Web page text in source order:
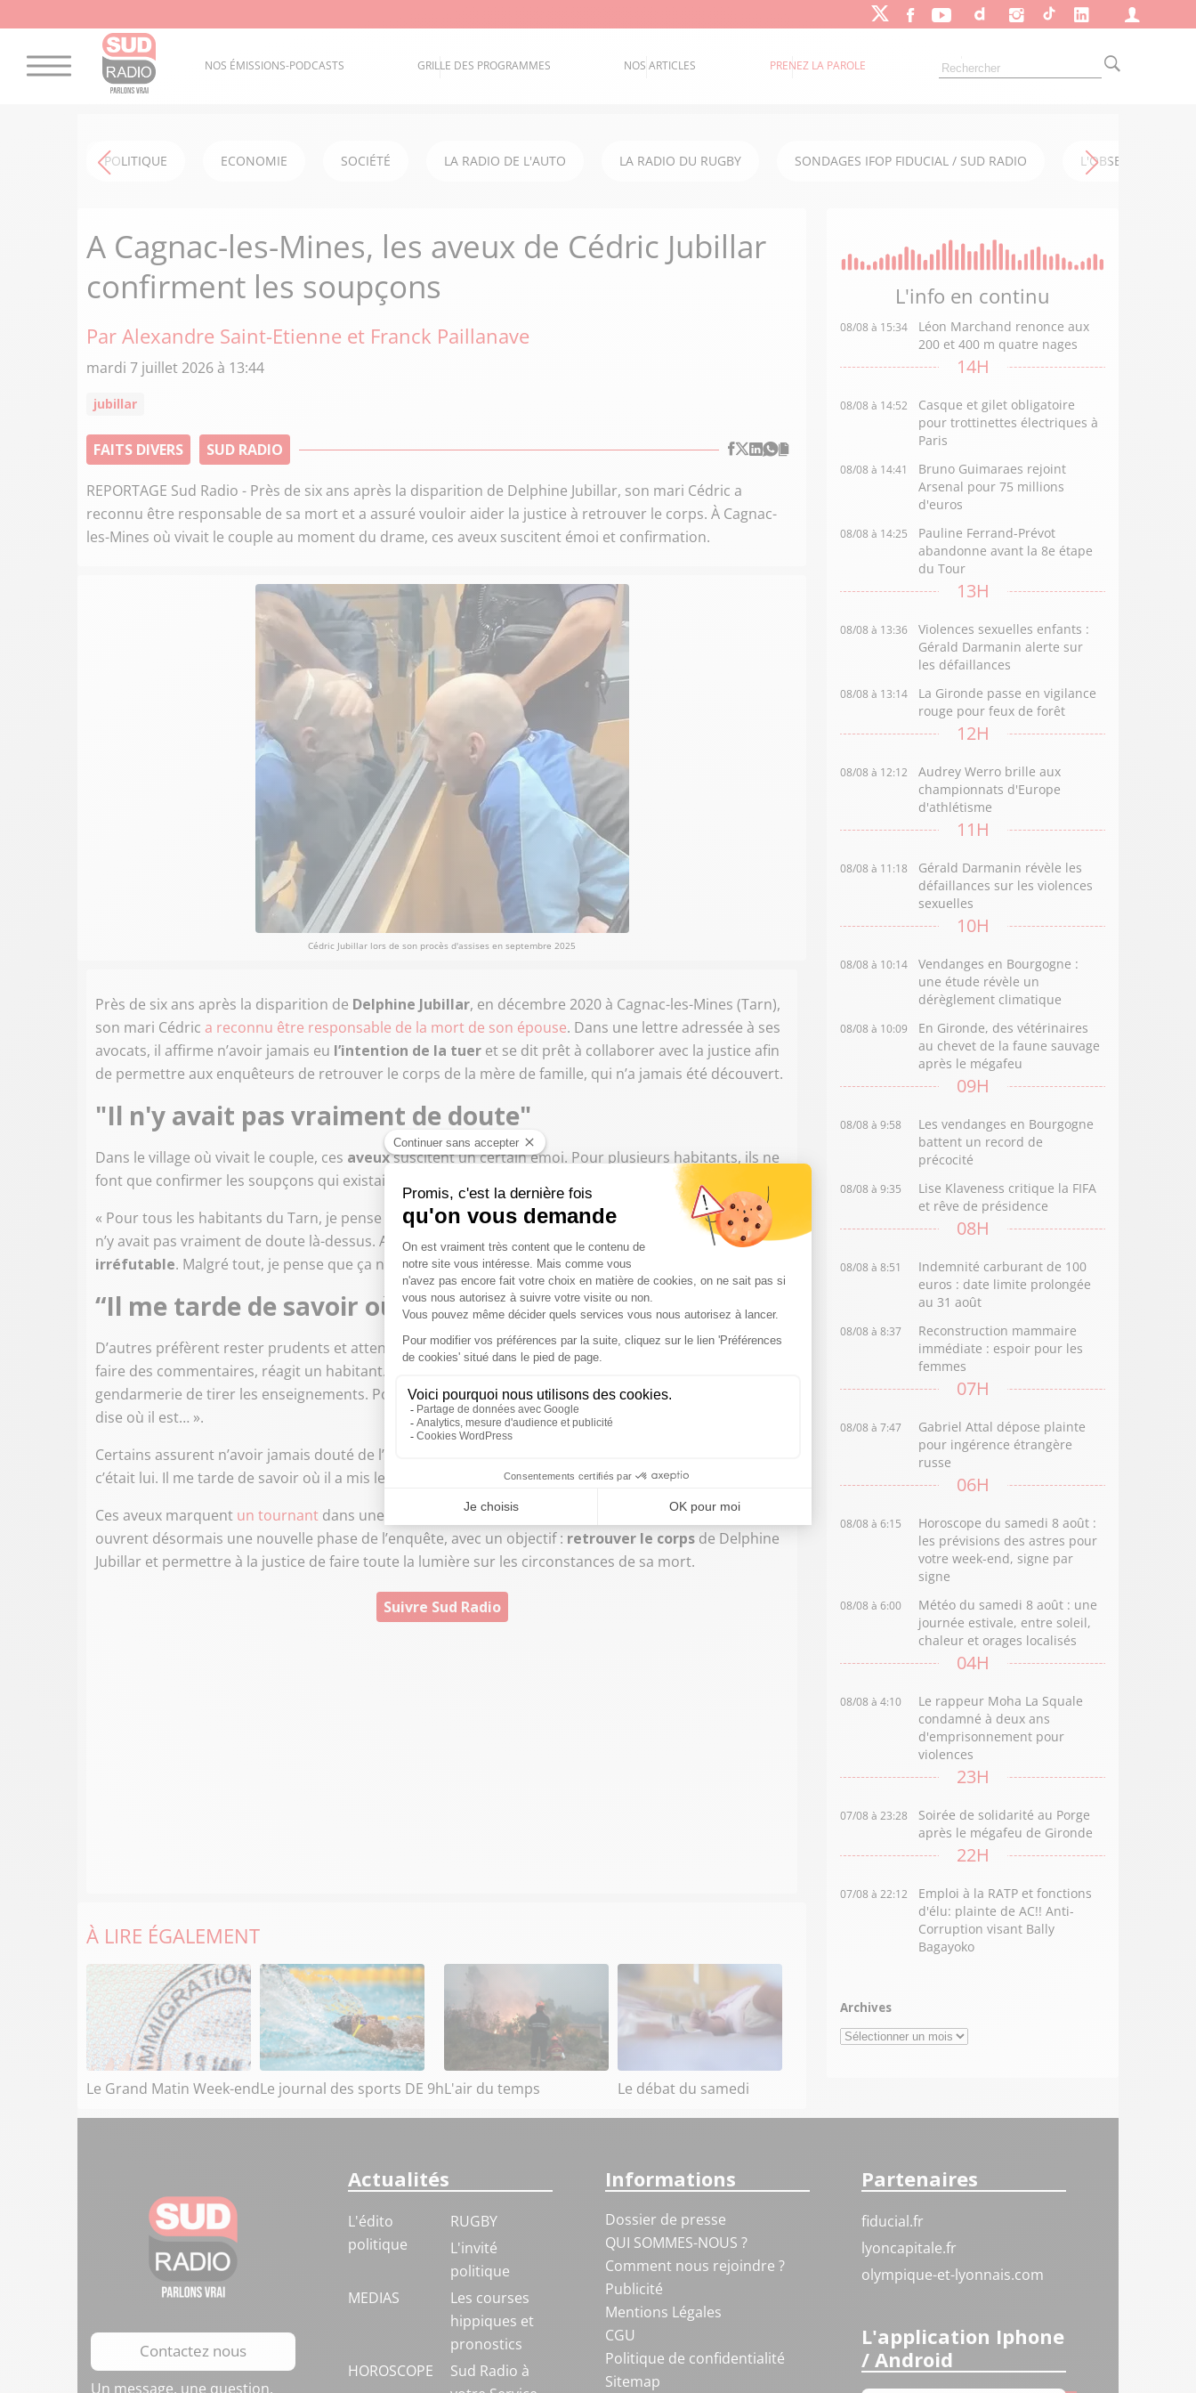
NOS ÉMISSIONS-PODCASTS GRILLE DES PROGRAMMES NOS ARTICLES PRENEZ LA PAROLE
POLITIQUE ECONOMIE SOCIÉTÉ LA RADIO DE L'AUTO LA RADIO DU RUGBY SONDAGES IFOP FIDUCIAL / SUD RADIO L'OBSERVATOIRE
A Cagnac-les-Mines, les aveux de Cédric Jubillar
confirment les soupçons
Par Alexandre Saint-Etienne et Franck Paillanave
mardi 7 juillet 2026 à 13:44
jubillar
FAITS DIVERS SUD RADIO
REPORTAGE Sud Radio - Près de six ans après la disparition de Delphine Jubillar, son mari Cédric a
reconnu être responsable de sa mort et a assuré vouloir aider la justice à retrouver le corps. À Cagnac-
les-Mines où vivait le couple au moment du drame, ces aveux suscitent émoi et confirmation.
Cédric Jubillar lors de son procès d'assises en septembre 2025
Près de six ans après la disparition de Delphine Jubillar, en décembre 2020 à Cagnac-les-Mines (Tarn),
son mari Cédric a reconnu être responsable de la mort de son épouse. Dans une lettre adressée à ses
avocats, il affirme n’avoir jamais eu l’intention de la tuer et se dit prêt à collaborer avec la justice afin
de permettre aux enquêteurs de retrouver le corps de la mère de famille, qui n’a jamais été découvert.
"Il n'y avait pas vraiment de doute"
Dans le village où vivait le couple, ces aveuxsuscitent un certain émoi. Pour plusieurs habitants, ils ne
font que confirmer les soupçons qui existaient depuis plusieurs années.
« Pour tous les habitants du Tarn, je pense qu’il y avait de grands soupçons. C’était un peu évident, il
n’y avait pas vraiment de doute là-dessus. Après, il n’y avait pas de corps, donc pas de
preuve
irréfutable. Malgré tout, je pense que ça ne pouvait pas finir autrement », estime un riverain.
“Il me tarde de savoir où il a mis le corps”
D’autres préfèrent rester prudents et attendent désormais lessuites judiciaires. « C’est trop tôt pour
faire des commentaires, réagit un habitant. Le problème maintenant, c’est à la justice et peut-être à la
gendarmerie de tirer les enseignements. Pourquoi ils n’ont pas trouvé le corps ? Si tant est qu’il nous
dise où il est… ».
Certains assurent n’avoir jamais douté de l’implication de
c’était lui. Il me tarde de savoir où il a mis le corps, c’est tout », confie une dame.
Ces aveux marquent un tournant dans une affaire qui tient le Tarn en haleine depuis près de six ans. Ils
ouvrent désormais une nouvelle phase de l’enquête, avec un objectif : retrouver le corps de Delphine
Jubillar et permettre à la justice de faire toute la lumière sur les circonstances de sa mort.
Suivre Sud Radio
À LIRE ÉGALEMENT
Le Grand Matin Week-endLe journal des sports DE 9hL'air du temps Le débat du samedi
L'info en continu
08/08 à 15:34
Léon Marchand renonce aux
200 et 400 m quatre nages
14H
08/08 à 14:52
Casque et gilet obligatoire
pour trottinettes électriques à
Paris
08/08 à 14:41
Bruno Guimaraes rejoint
Arsenal pour 75 millions
d'euros
08/08 à 14:25
Pauline Ferrand-Prévot
abandonne avant la 8e étape
du Tour
13H
08/08 à 13:36
Violences sexuelles enfants :
Gérald Darmanin alerte sur
les défaillances
08/08 à 13:14
La Gironde passe en vigilance
rouge pour feux de forêt
12H
08/08 à 12:12
Audrey Werro brille aux
championnats d'Europe
d'athlétisme
11H
08/08 à 11:18
Gérald Darmanin révèle les
défaillances sur les violences
sexuelles
10H
08/08 à 10:14
Vendanges en Bourgogne :
une étude révèle un
dérèglement climatique
08/08 à 10:09
En Gironde, des vétérinaires
au chevet de la faune sauvage
après le mégafeu
09H
08/08 à 9:58
Les vendanges en Bourgogne
battent un record de
précocité
08/08 à 9:35
Lise Klaveness critique la FIFA
et rêve de présidence
08H
08/08 à 8:51
Indemnité carburant de 100
euros : date limite prolongée
au 31 août
08/08 à 8:37
Reconstruction mammaire
immédiate : espoir pour les
femmes
07H
08/08 à 7:47
Gabriel Attal dépose plainte
pour ingérence étrangère
russe
06H
08/08 à 6:15
Horoscope du samedi 8 août :
les prévisions des astres pour
votre week-end, signe par
signe
08/08 à 6:00
Météo du samedi 8 août : une
journée estivale, entre soleil,
chaleur et orages localisés
04H
08/08 à 4:10
Le rappeur Moha La Squale
condamné à deux ans
d'emprisonnement pour
violences
23H
07/08 à 23:28
Soirée de solidarité au Porge
après le mégafeu de Gironde
22H
07/08 à 22:12
Emploi à la RATP et fonctions
d'élu: plainte de AC!! Anti-
Corruption visant Bally
Bagayoko
Archives
Archives
Contactez nous
Un message, une question,
Actualités
L'édito
politique
RUGBY
L'invité
politique
MEDIAS
Les courses
hippiques et
pronostics
HOROSCOPE
Sud Radio à
Informations
Dossier de presse
QUI SOMMES-NOUS ?
Comment nous rejoindre ?
Publicité
Mentions Légales
CGU
Politique de confidentialité
Sitemap
Partenaires
fiducial.fr
lyoncapitale.fr
olympique-et-lyonnais.com
L'application Iphone
/ Android